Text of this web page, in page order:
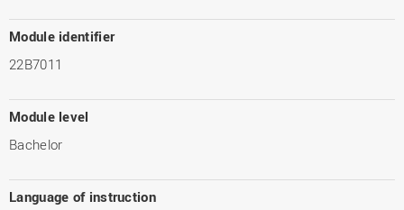
Module identifier
22B7011
Module level
Bachelor
Language of instruction